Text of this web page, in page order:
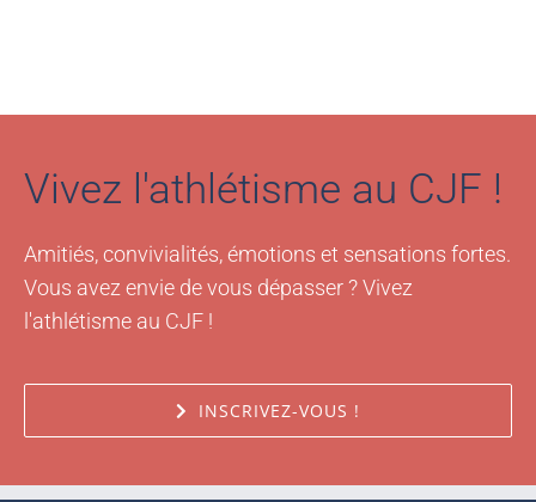
Vivez l'athlétisme au CJF !
Amitiés, convivialités, émotions et sensations fortes.
Vous avez envie de vous dépasser ? Vivez
l'athlétisme au CJF !
INSCRIVEZ-VOUS !